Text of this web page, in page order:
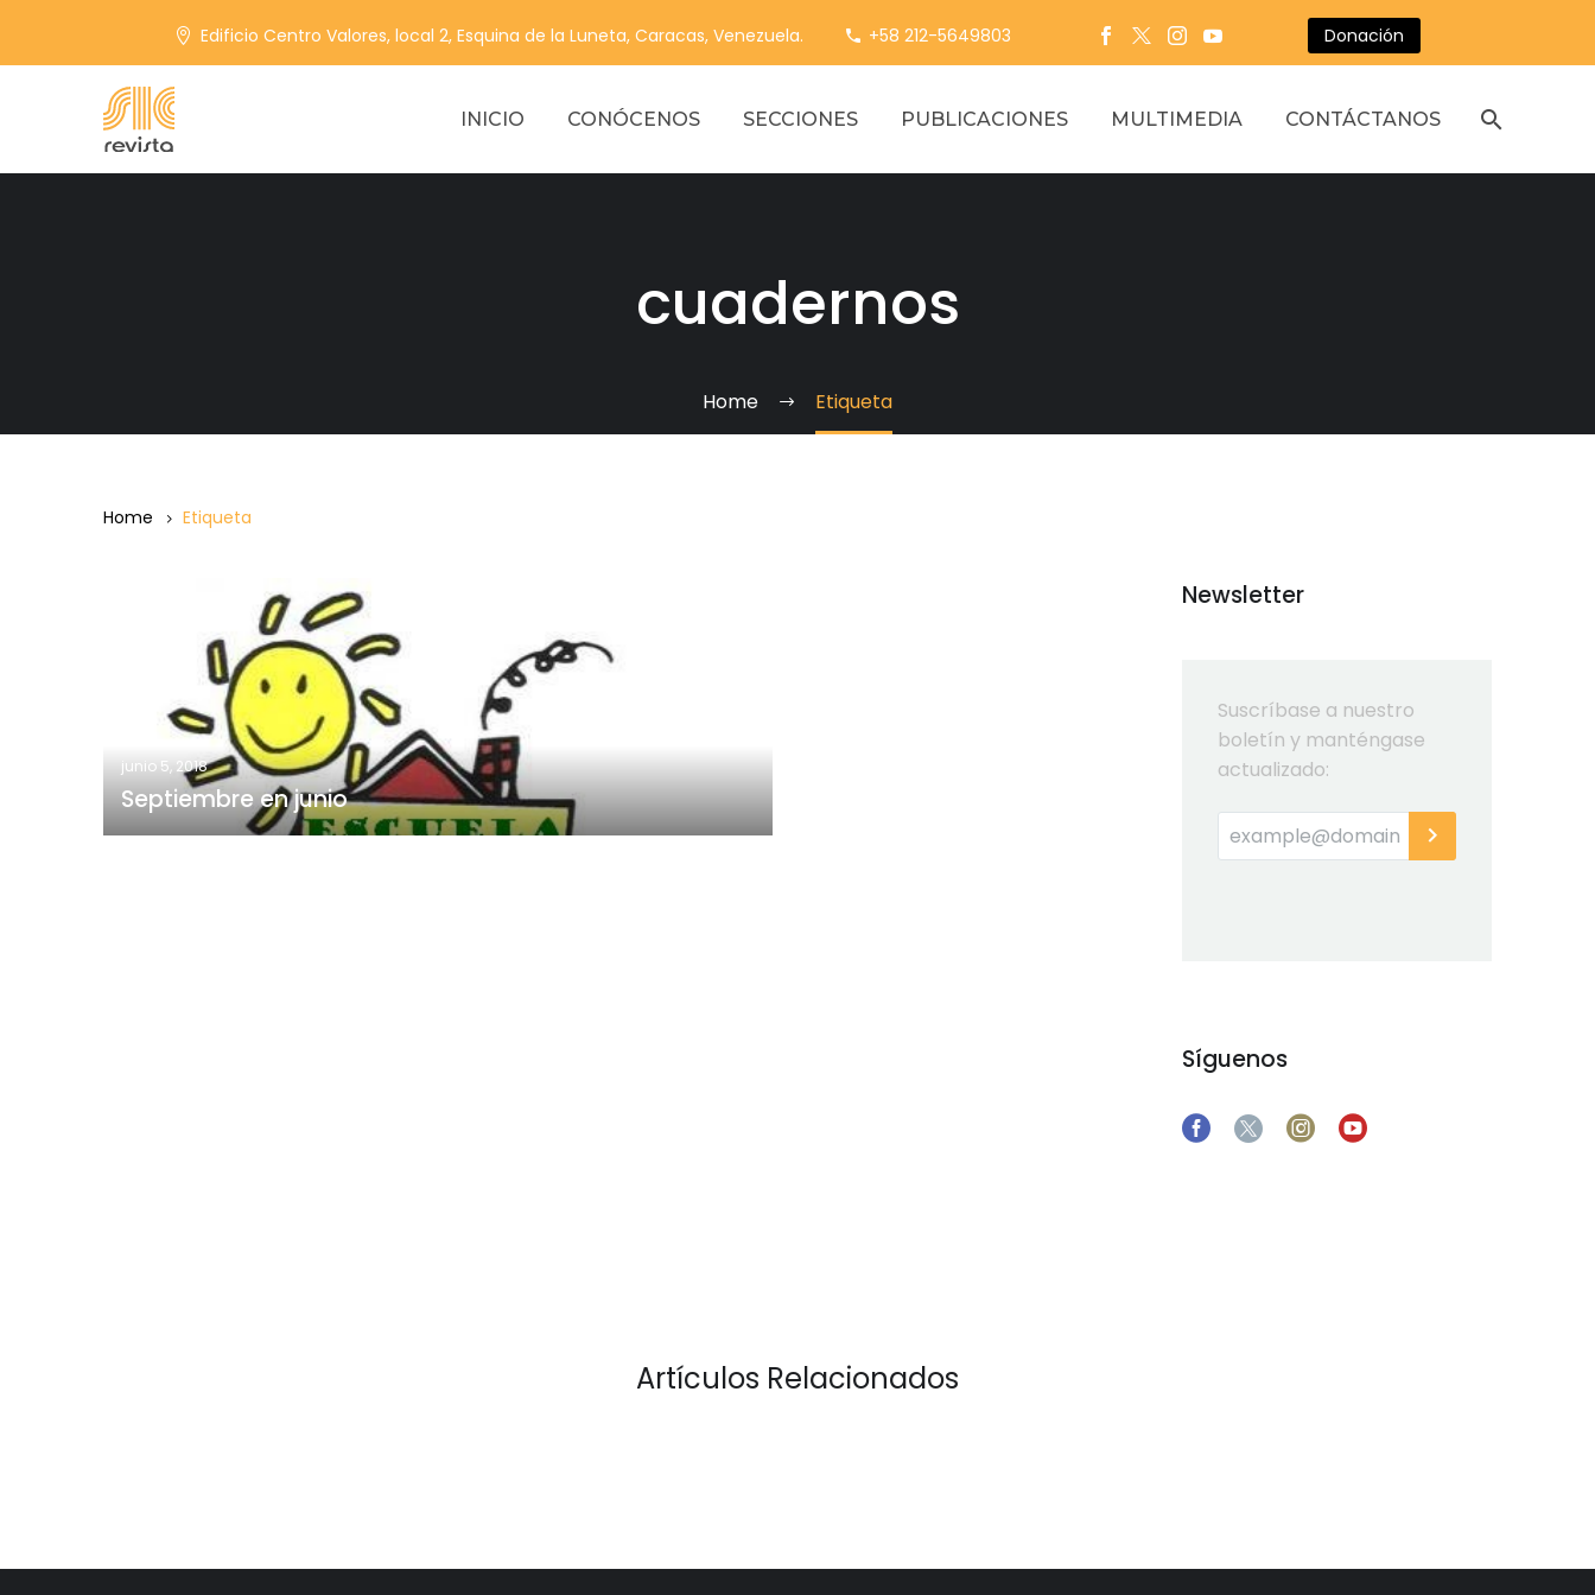
Edificio Centro Valores, local 2, Esquina de la Luneta, Caracas, Venezuela. +58 212-5649803 Donación
INICIO CONÓCENOS SECCIONES PUBLICACIONES MULTIMEDIA CONTÁCTANOS
cuadernos
Home Etiqueta
Home Etiqueta
junio 5, 2018
Septiembre en junio
Newsletter
Suscríbase a nuestro
boletín y manténgase
actualizado:
Síguenos
Artículos Relacionados